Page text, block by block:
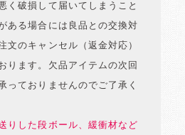
く破損して届いてしまうこと
ある場合には良品との交換対
文のキャンセル（返金対応）
ります。欠品アイテムの次回
っておりませんのでご了承く
りした段ボール、緩衝材など